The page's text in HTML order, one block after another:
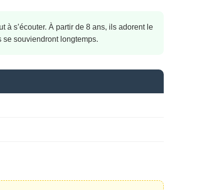
à s’écouter. À partir de 8 ans, ils adorent le
se souviendront longtemps.